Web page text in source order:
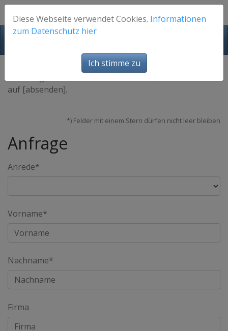
auf [absenden].
*) Felder mit einem Stern dürfen nicht leer bleiben
Anfrage
Anrede*
Vorname*
Nachname*
Firma
Diese Webseite verwendet Cookies. Informationen
zum Datenschutz hier
Ich stimme zu